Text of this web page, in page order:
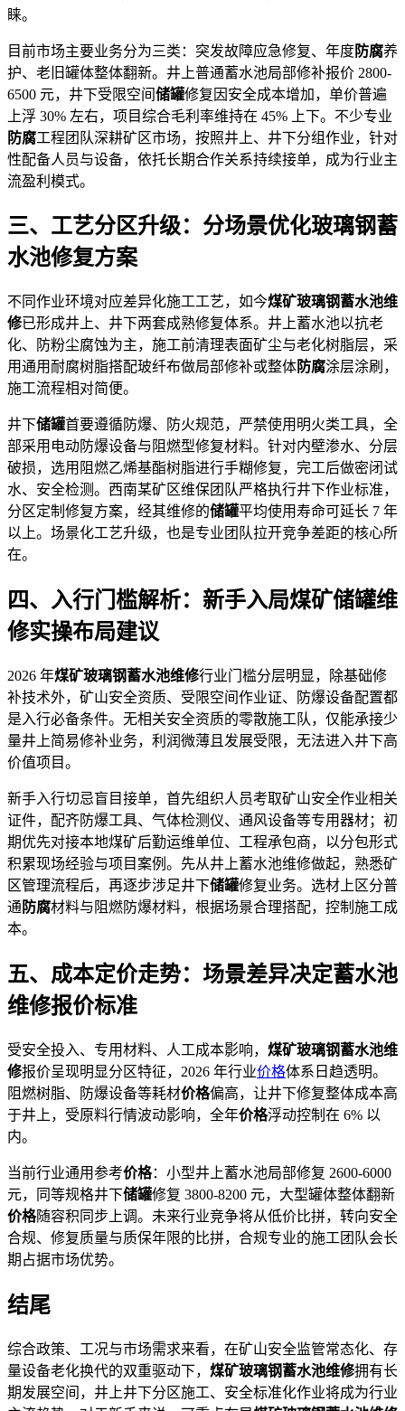
睐。
目前市场主要业务分为三类：突发故障应急修复、年度防腐养
护、老旧罐体整体翻新。井上普通蓄水池局部修补报价 2800-
6500 元，井下受限空间储罐修复因安全成本增加，单价普遍
上浮 30% 左右，项目综合毛利率维持在 45% 上下。不少专业
防腐工程团队深耕矿区市场，按照井上、井下分组作业，针对
性配备人员与设备，依托长期合作关系持续接单，成为行业主
流盈利模式。
三、工艺分区升级：分场景优化玻璃钢蓄
水池修复方案
不同作业环境对应差异化施工工艺，如今煤矿玻璃钢蓄水池维
修已形成井上、井下两套成熟修复体系。井上蓄水池以抗老
化、防粉尘腐蚀为主，施工前清理表面矿尘与老化树脂层，采
用通用耐腐树脂搭配玻纤布做局部修补或整体防腐涂层涂刷，
施工流程相对简便。
井下储罐首要遵循防爆、防火规范，严禁使用明火类工具，全
部采用电动防爆设备与阻燃型修复材料。针对内壁渗水、分层
破损，选用阻燃乙烯基酯树脂进行手糊修复，完工后做密闭试
水、安全检测。西南某矿区维保团队严格执行井下作业标准，
分区定制修复方案，经其维修的储罐平均使用寿命可延长 7 年
以上。场景化工艺升级，也是专业团队拉开竞争差距的核心所
在。
四、入行门槛解析：新手入局煤矿储罐维
修实操布局建议
2026 年煤矿玻璃钢蓄水池维修行业门槛分层明显，除基础修
补技术外，矿山安全资质、受限空间作业证、防爆设备配置都
是入行必备条件。无相关安全资质的零散施工队，仅能承接少
量井上简易修补业务，利润微薄且发展受限，无法进入井下高
价值项目。
新手入行切忌盲目接单，首先组织人员考取矿山安全作业相关
证件，配齐防爆工具、气体检测仪、通风设备等专用器材；初
期优先对接本地煤矿后勤运维单位、工程承包商，以分包形式
积累现场经验与项目案例。先从井上蓄水池维修做起，熟悉矿
区管理流程后，再逐步涉足井下储罐修复业务。选材上区分普
通 防腐材料与阻燃防爆材料，根据场景合理搭配，控制施工成
本。
五、成本定价走势：场景差异决定蓄水池
维修报价标准
受安全投入、专用材料、人工成本影响， 煤矿玻璃钢蓄水池维
修报价呈现明显分区特征，2026 年行业价格体系日趋透明。
阻燃树脂、防爆设备等耗材价格偏高，让井下修复整体成本高
于井上，受原料行情波动影响，全年价格浮动控制在 6% 以
内。
当前行业通用参考价格：小型井上蓄水池局部修复 2600-6000
元，同等规格井下储罐修复 3800-8200 元，大型罐体整体翻新
价格随容积同步上调。未来行业竞争将从低价比拼，转向安全
合规、修复质量与质保年限的比拼，合规专业的施工团队会长
期占据市场优势。
结尾
综合政策、工况与市场需求来看，在矿山安全监管常态化、存
量设备老化换代的双重驱动下， 煤矿玻璃钢蓄水池维修拥有长
期发展空间，井上井下分区施工、安全标准化作业将成为行业